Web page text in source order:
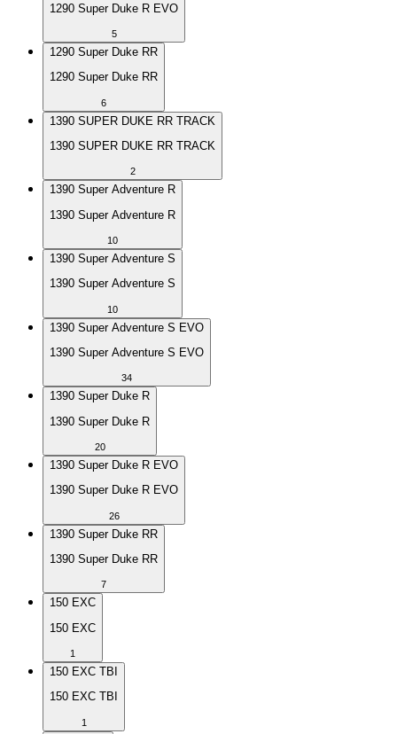
1290 Super Duke R EVO
5
1290 Super Duke RR
1290 Super Duke RR
6
1390 SUPER DUKE RR TRACK
1390 SUPER DUKE RR TRACK
2
1390 Super Adventure R
1390 Super Adventure R
10
1390 Super Adventure S
1390 Super Adventure S
10
1390 Super Adventure S EVO
1390 Super Adventure S EVO
34
1390 Super Duke R
1390 Super Duke R
20
1390 Super Duke R EVO
1390 Super Duke R EVO
26
1390 Super Duke RR
1390 Super Duke RR
7
150 EXC
150 EXC
1
150 EXC TBI
150 EXC TBI
1